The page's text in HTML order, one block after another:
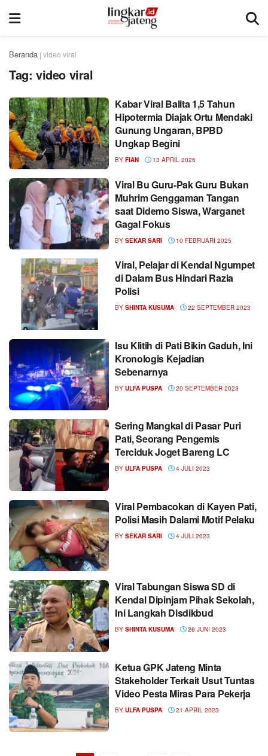
Beranda | video viral
Tag: video viral
Kabar Viral Balita 1,5 Tahun
Hipotermia Diajak Ortu Mendaki
Gunung Ungaran, BPBD
Ungkap Begini
BY FIAN 13 APRIL 2026
Viral Bu Guru-Pak Guru Bukan
Muhrim Genggaman Tangan
saat Didemo Siswa, Warganet
Gagal Fokus
BY SEKAR SARI 10 FEBRUARI 2025
Viral, Pelajar di Kendal Ngumpet
di Dalam Bus Hindari Razia
Polisi
BY SHINTA KUSUMA 22 SEPTEMBER 2023
Isu Klitih di Pati Bikin Gaduh, Ini
Kronologis Kejadian
Sebenarnya
BY ULFA PUSPA 20 SEPTEMBER 2023
Sering Mangkal di Pasar Puri
Pati, Seorang Pengemis
Terciduk Joget Bareng LC
BY ULFA PUSPA 4 JULI 2023
Viral Pembacokan di Kayen Pati,
Polisi Masih Dalami Motif Pelaku
BY SEKAR SARI 4 JULI 2023
Viral Tabungan Siswa SD di
Kendal Dipinjam Pihak Sekolah,
Ini Langkah Disdikbud
BY SHINTA KUSUMA 26 JUNI 2023
Ketua GPK Jateng Minta
Stakeholder Terkait Usut Tuntas
Video Pesta Miras Para Pekerja
BY ULFA PUSPA 21 APRIL 2023